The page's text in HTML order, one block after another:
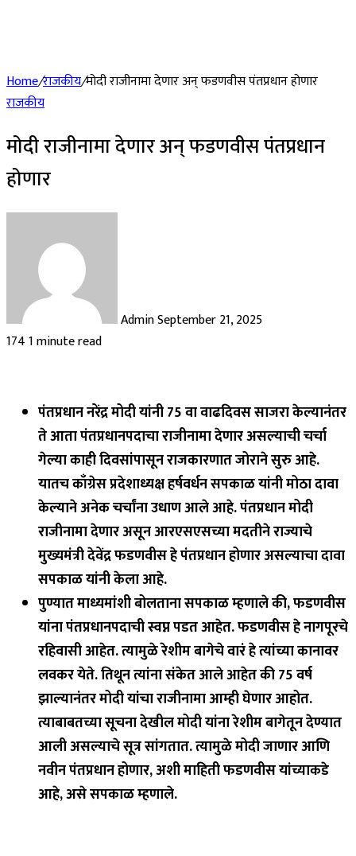
Home/राजकीय/मोदी राजीनामा देणार अन् फडणवीस पंतप्रधान होणार
राजकीय
मोदी राजीनामा देणार अन् फडणवीस पंतप्रधान
होणार
AdminSeptember 21, 2025
1741 minute read
पंतप्रधान नरेंद्र मोदी यांनी 75 वा वाढदिवस साजरा केल्यानंतर
ते आता पंतप्रधानपदाचा राजीनामा देणार असल्याची चर्चा
गेल्या काही दिवसांपासून राजकारणात जोराने सुरु आहे.
यातच काँग्रेस प्रदेशाध्यक्ष हर्षवर्धन सपकाळ यांनी मोठा दावा
केल्याने अनेक चर्चांना उधाण आले आहे. पंतप्रधान मोदी
राजीनामा देणार असून आरएसएसच्या मदतीने राज्याचे
मुख्यमंत्री देवेंद्र फडणवीस हे पंतप्रधान होणार असल्याचा दावा
सपकाळ यांनी केला आहे.
पुण्यात माध्यमांशी बोलताना सपकाळ म्हणाले की, फडणवीस
यांना पंतप्रधानपदाची स्वप्न पडत आहेत. फडणवीस हे नागपूरचे
रहिवासी आहेत. त्यामुळे रेशीम बागेचे वारं हे त्यांच्या कानावर
लवकर येते. तिथून त्यांना संकेत आले आहेत की 75 वर्ष
झाल्यानंतर मोदी यांचा राजीनामा आम्ही घेणार आहोत.
त्याबाबतच्या सूचना देखील मोदी यांना रेशीम बागेतून देण्यात
आली असल्याचे सूत्र सांगतात. त्यामुळे मोदी जाणार आणि
नवीन पंतप्रधान होणार, अशी माहिती फडणवीस यांच्याकडे
आहे, असे सपकाळ म्हणाले.